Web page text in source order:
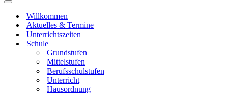
Navigationsmenü
Willkommen
Aktuelles & Termine
Unterrichtszeiten
Schule
Grundstufen
Mittelstufen
Berufsschulstufen
Unterricht
Hausordnung